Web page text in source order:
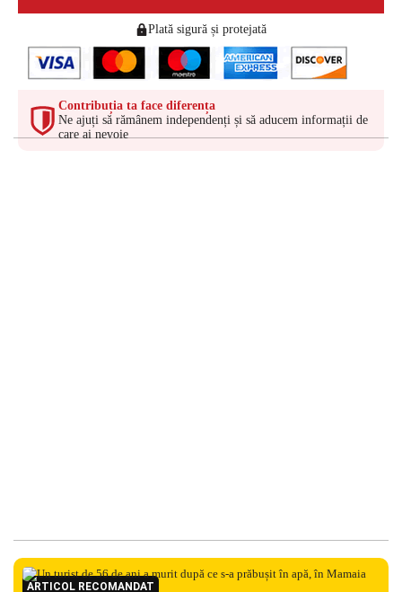
Plată sigură și protejată
Contribuția ta face diferența
Ne ajuți să rămânem independenți și să aducem informații de
care ai nevoie
ARTICOL RECOMANDAT